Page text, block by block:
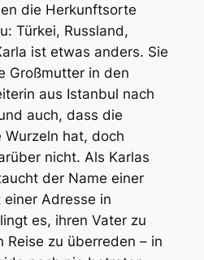
die Herkunftsorte
Türkei, Russland,
ist etwas anders. Sie
Großmutter in den
aus Istanbul nach
auch, dass die
Wurzeln hat, doch
nicht. Als Karlas
der Name einer
Adresse in
es, ihren Vater zu
Reise zu überreden – in